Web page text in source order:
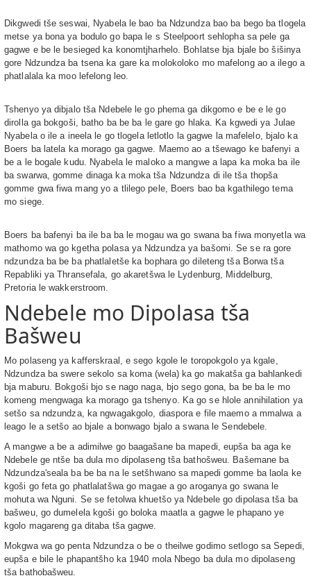
Dikgwedi tše seswai, Nyabela le bao ba Ndzundza bao ba bego ba tlogela
metse ya bona ya bodulo go bapa le s Steelpoort sehlopha sa pele ga
gagwe e be le besieged ka konomtjharhelo. Bohlatse bja bjale bo šišinya
gore Ndzundza ba tsena ka gare ka molokoloko mo mafelong ao a ilego a
phatlalala ka moo lefelong leo.
Tshenyo ya dibjalo tša Ndebele le go phema ga dikgomo e be e le go
dirolla ga bokgoši, batho ba be ba le gare go hlaka. Ka kgwedi ya Julae
Nyabela o ile a ineela le go tlogela letlotlo la gagwe la mafelelo, bjalo ka
Boers ba latela ka morago ga gagwe. Maemo ao a tšewago ke bafenyi a
be a le bogale kudu. Nyabela le maloko a mangwe a lapa ka moka ba ile
ba swarwa, gomme dinaga ka moka tša Ndzundza di ile tša thopša
gomme gwa fiwa mang yo a tlilego pele, Boers bao ba kgathilego tema
mo siege.
Boers ba bafenyi ba ile ba ba le mogau wa go swana ba fiwa monyetla wa
mathomo wa go kgetha polasa ya Ndzundza ya bašomi. Se se ra gore
ndzundza ba be ba phatlaletše ka bophara go dileteng tša Borwa tša
Repabliki ya Thransefala, go akaretšwa le Lydenburg, Middelburg,
Pretoria le wakkerstroom.
Ndebele mo Dipolasa tša
Bašweu
Mo polaseng ya kafferskraal, e sego kgole le toropokgolo ya kgale,
Ndzundza ba swere sekolo sa koma (wela) ka go makatša ga bahlankedi
bja maburu. Bokgoši bjo se nago naga, bjo sego gona, ba be ba le mo
komeng mengwaga ka morago ga tshenyo. Ka go se hlole annihilation ya
setšo sa ndzundza, ka ngwagakgolo, diaspora e file maemo a mmalwa a
leago le a setšo ao bjale a bonwago bjalo a swana le Sendebele.
A mangwe a be a adimilwe go baagašane ba mapedi, eupša ba aga ke
Ndebele ge ntše ba dula mo dipolaseng tša bathošweu. Bašemane ba
Ndzundza'seala ba be ba na le setšhwano sa mapedi gomme ba laola ke
kgoši go feta go phatlalatšwa go magae a go aroganya go swana le
mohuta wa Nguni. Se se fetolwa khuetšo ya Ndebele go dipolasa tša ba
bašweu, go dumelela kgoši go boloka maatla a gagwe le phapano ye
kgolo magareng ga ditaba tša gagwe.
Mokgwa wa go penta Ndzundza o be o theilwe godimo setlogo sa Sepedi,
eupša e bile le phapantšho ka 1940 mola Nbego ba dula mo dipolaseng
tša bathobašweu.